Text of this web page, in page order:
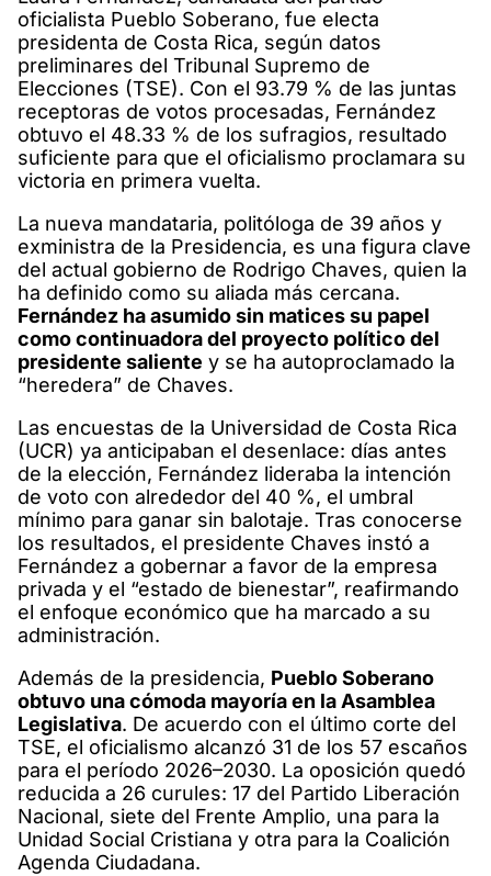
oficialista Pueblo Soberano, fue electa
presidenta de Costa Rica, según datos
preliminares del Tribunal Supremo de
Elecciones (TSE). Con el 93.79 % de las juntas
receptoras de votos procesadas, Fernández
obtuvo el 48.33 % de los sufragios, resultado
suficiente para que el oficialismo proclamara su
victoria en primera vuelta.
La nueva mandataria, politóloga de 39 años y
exministra de la Presidencia, es una figura clave
del actual gobierno de Rodrigo Chaves, quien la
ha definido como su aliada más cercana.
Fernández ha asumido sin matices su papel
como continuadora del proyecto político del
presidente saliente y se ha autoproclamado la
“heredera” de Chaves.
Las encuestas de la Universidad de Costa Rica
(UCR) ya anticipaban el desenlace: días antes
de la elección, Fernández lideraba la intención
de voto con alrededor del 40 %, el umbral
mínimo para ganar sin balotaje. Tras conocerse
los resultados, el presidente Chaves instó a
Fernández a gobernar a favor de la empresa
privada y el “estado de bienestar”, reafirmando
el enfoque económico que ha marcado a su
administración.
Además de la presidencia, Pueblo Soberano
obtuvo una cómoda mayoría en la Asamblea
Legislativa. De acuerdo con el último corte del
TSE, el oficialismo alcanzó 31 de los 57 escaños
para el período 2026–2030. La oposición quedó
reducida a 26 curules: 17 del Partido Liberación
Nacional, siete del Frente Amplio, una para la
Unidad Social Cristiana y otra para la Coalición
Agenda Ciudadana.